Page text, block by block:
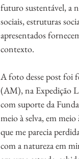
futuro sustentável, a
sociais, estruturas
apresentados
contexto.
A foto desse post foi
(AM), na Expedição
com suporte da
meio à selva, em
que me parecia
com a natureza em